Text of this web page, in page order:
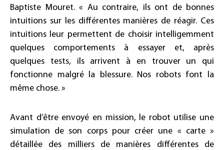
Baptiste Mouret. « Au contraire, ils ont de bonnes
intuitions sur les différentes manières de réagir. Ces
intuitions leur permettent de choisir intelligemment
quelques comportements à essayer et, après
quelques tests, ils arrivent à en trouver un qui
fonctionne malgré la blessure. Nos robots font la
même chose. »
Avant d’être envoyé en mission, le robot utilise une
simulation de son corps pour créer une « carte »
détaillée des milliers de manières différentes de